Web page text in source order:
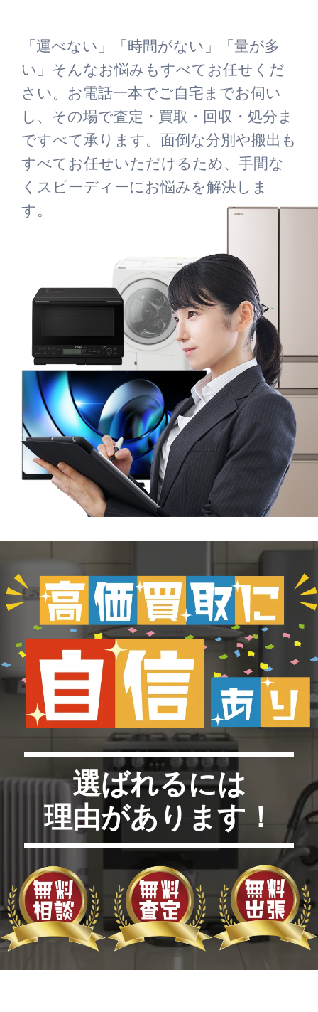
「運べない」「時間がない」「量が多
い」そんなお悩みもすべてお任せくだ
さい。お電話一本でご自宅までお伺い
し、その場で査定・買取・回収・処分ま
ですべて承ります。面倒な分別や搬出も
すべてお任せいただけるため、手間な
くスピーディーにお悩みを解決しま
す。
選ばれるには
理由があります！